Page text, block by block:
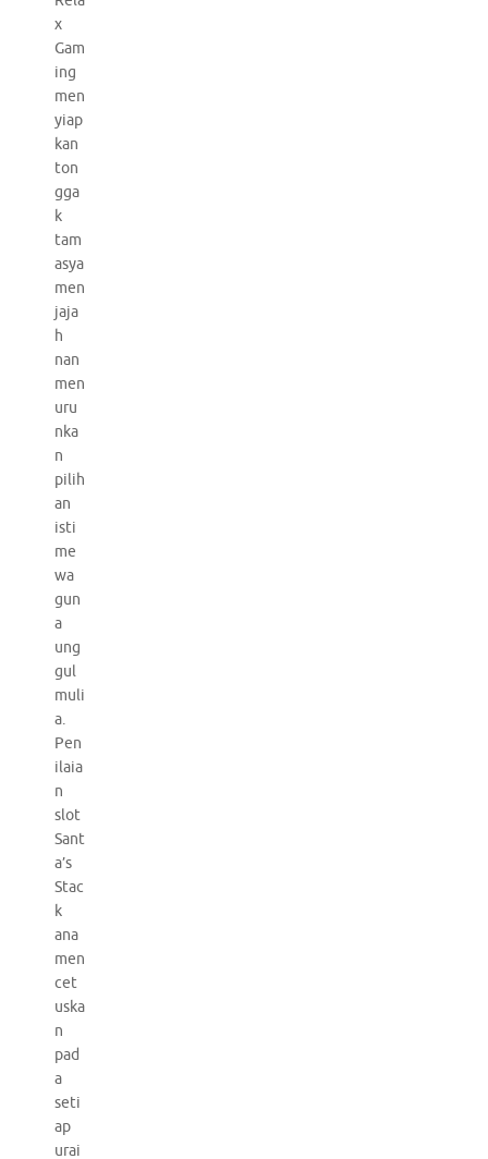
x
Gam
ing
men
yiap
kan
ton
gga
k
tam
asya
men
jaja
h
nan
men
uru
nka
n
pilih
an
isti
me
wa
gun
a
ung
gul
muli
a.
Pen
ilaia
n
slot
Sant
a’s
Stac
k
ana
men
cet
uska
n
pad
a
seti
ap
urai